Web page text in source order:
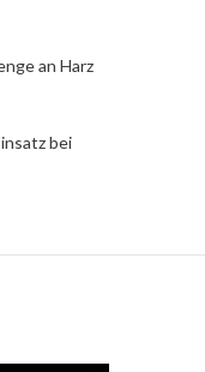
an Harz
bei